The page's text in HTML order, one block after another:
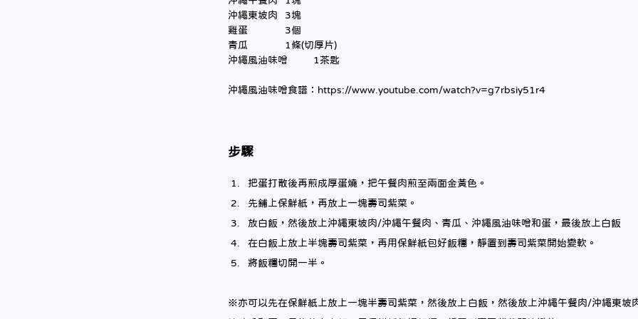
沖繩東坡肉 	3塊
雞蛋 		3個
青瓜 		1條(切厚片)
沖繩風油味噌 	1茶匙
沖繩風油味噌食譜：https://www.youtube.com/watch?v=g7rbsiy51r4
步驟
把蛋打散後再煎成厚蛋燒，把午餐肉煎至兩面金黃色。
先鋪上保鮮紙，再放上一塊壽司紫菜。
放白飯，然後放上沖繩東坡肉/沖繩午餐肉、青瓜、沖繩風油味噌和蛋，最後放上白飯
在白飯上放上半塊壽司紫菜，再用保鮮紙包好飯糰，靜置到壽司紫菜開始變軟。
將飯糰切開一半。
※亦可以先在保鮮紙上放上一塊半壽司紫菜，然後放上白飯，然後放上沖繩午餐肉/沖繩東坡